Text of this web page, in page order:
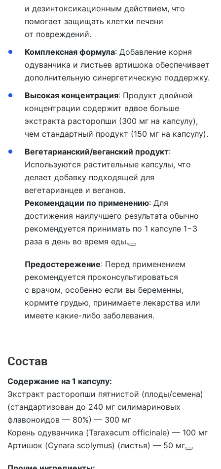
и дезинтоксикационным действием, что
помогает защищать клетки печени
от повреждений.
Комплексная формула: Добавление корня
одуванчика и листьев артишока обеспечивает
дополнительную синергетическую поддержку.
Высокая концентрация: Продукт двойной
концентрации содержит вдвое больше
экстракта расторопши (300 мг на капсулу),
чем стандартный продукт (150 мг на капсулу).
Вегетарианский/веганский продукт:
Используются растительные капсулы, что
делает добавку подходящей для
вегетарианцев и веганов.
Рекомендации по применению: Для
достижения наилучшего результата обычно
рекомендуется принимать по 1 капсуле 1−3
раза в день во время еды.
Предостережение: Перед применением
рекомендуется проконсультироваться
с врачом, особенно если вы беременны,
кормите грудью, принимаете лекарства или
имеете какие-либо заболевания.
Состав
Содержание на 1 капсулу:
Экстракт расторопши пятнистой (плоды/семена)
(стандартизован до 240 мг силимариновых
флавоноидов — 80%) — 300 мг
Корень одуванчика (Taraxacum officinale) — 100 мг
Артишок (Cynara scolymus) (листья) — 50 мг